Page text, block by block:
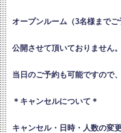
オープンルーム（3名様まで
公開させて頂いておりません。
当日のご予約も可能ですので
＊キャンセルについて＊
キャンセル・日時・人数の変